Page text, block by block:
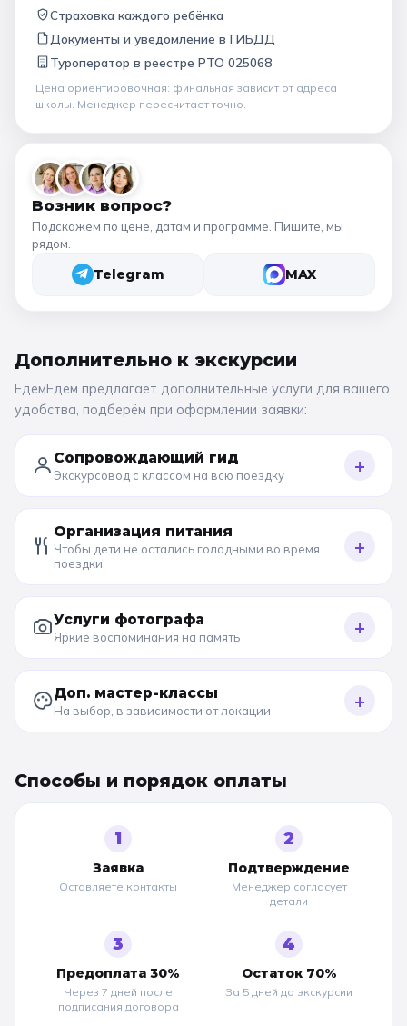
Страховка каждого ребёнка
Документы и уведомление в ГИБДД
Туроператор в реестре РТО 025068
Цена ориентировочная: финальная зависит от адреса
школы . Менеджер пересчитает точно.
Возник вопрос?
Подскажем по цене, датам и программе. Пишите, мы
рядом.
Telegram MAX
Дополнительно к экскурсии
ЕдемЕдем предлагает дополнительные услуги для вашего
удобства, подберём при оформлении заявки:
Сопровождающий гид
Экскурсовод с классом на всю поездку +
Организация питания
Чтобы дети не остались голодными во время
поездки
+
Услуги фотографа
Яркие воспоминания на память +
Доп. мастер-классы
На выбор, в зависимости от локации +
Способы и порядок оплаты
1
Заявка
Оставляете контакты
2
Подтверждение
Менеджер согласует
детали
3
Предоплата 30%
Через 7 дней после
подписания договора
4
Остаток 70%
За 5 дней до экскурсии